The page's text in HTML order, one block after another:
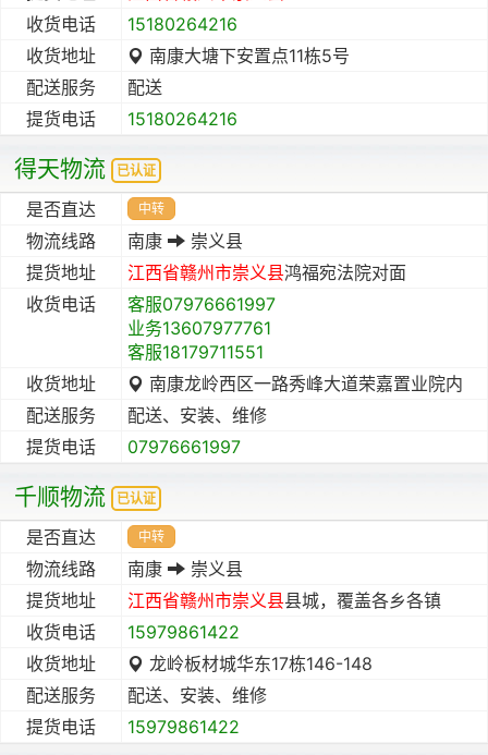
收货电话
15180264216
收货地址
南康大塘下安置点11栋5号
配送服务
配送
提货电话
15180264216
得天物流 已认证
是否直达 中转
物流线路 南康
崇义县
提货地址
江西省赣州市崇义县鸿福宛法院对面
收货电话
客服07976661997
业务13607977761
客服18179711551
收货地址
南康龙岭西区一路秀峰大道荣嘉置业院内
配送服务
配送、安装、维修
提货电话
07976661997
千顺物流 已认证
是否直达 中转
物流线路 南康
崇义县
提货地址
江西省赣州市崇义县县城，覆盖各乡各镇
收货电话
15979861422
收货地址
龙岭板材城华东17栋146-148
配送服务
配送、安装、维修
提货电话
15979861422